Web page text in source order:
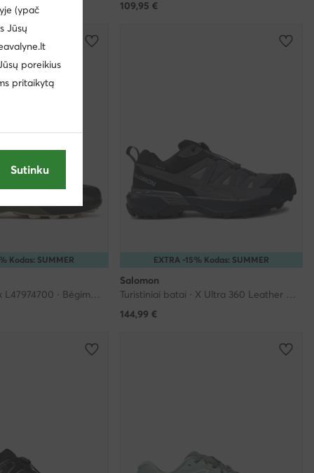
109,95 €
Kodas: SUMMER
Speedcross Peak L47974700 · Bėgimo batai
EXTRA -15% Kodas: SUMMER
Salomon
Turistiniai batai · X Ultra 360 Leather Gore-Tex L47571400 · Pilka
144,99 €
(ypač
Jūsų
poreikius
pritaikytą
Sutinku